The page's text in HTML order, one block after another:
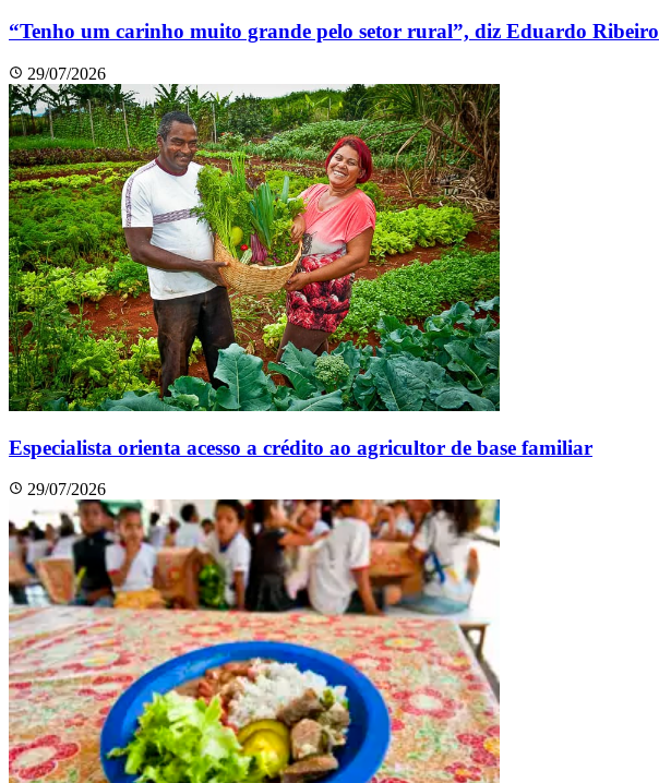
“Tenho um carinho muito grande pelo setor rural”, diz Eduardo Ribeiro
29/07/2026
Especialista orienta acesso a crédito ao agricultor de base familiar
29/07/2026